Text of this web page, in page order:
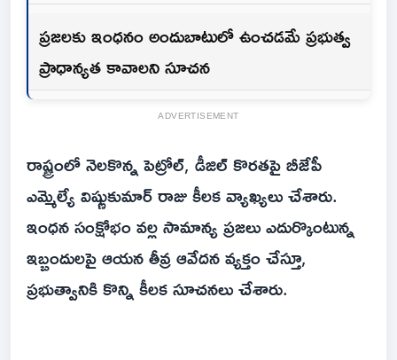
ప్రజలకు ఇంధనం అందుబాటులో ఉంచడమే ప్రభుత్వ
ప్రాధాన్యత కావాలని సూచన
ADVERTISEMENT
రాష్ట్రంలో నెలకొన్న పెట్రోల్, డీజిల్ కొరతపై బీజేపీ
ఎమ్మెల్యే విష్ణుకుమార్ రాజు కీలక వ్యాఖ్యలు చేశారు.
ఇంధన సంక్షోభం వల్ల సామాన్య ప్రజలు ఎదుర్కొంటున్న
ఇబ్బందులపై ఆయన తీవ్ర ఆవేదన వ్యక్తం చేస్తూ,
ప్రభుత్వానికి కొన్ని కీలక సూచనలు చేశారు.